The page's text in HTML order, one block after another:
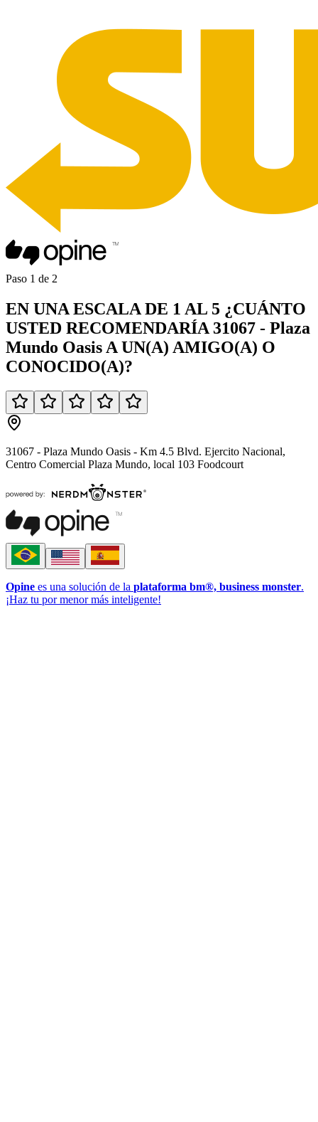
Paso 1 de 2
EN UNA ESCALA DE 1 AL 5 ¿CUÁNTO
USTED RECOMENDARÍA 31067 - Plaza
Mundo Oasis A UN(A) AMIGO(A) O
CONOCIDO(A)?
31067 - Plaza Mundo Oasis - Km 4.5 Blvd. Ejercito Nacional,
Centro Comercial Plaza Mundo, local 103 Foodcourt
Opine es una solución de la plataforma bm®, business monster.
¡Haz tu por menor más inteligente!